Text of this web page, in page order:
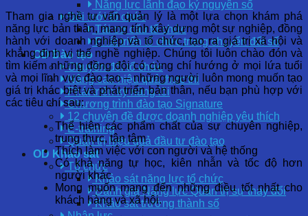
Năng lực lãnh đạo kỷ nguyên số
Đổi mới tổ chức
Tái cơ cấu tổ chức
Phát triển tổ chức trong chuyển đổi số
OD Đào tạo
Chuyển đổi tổ chức
Nâng cao hiệu quả thực thi
Phát triển kỹ năng lõi
Chương trình đào tạo Signature
12 chuyên đề được doanh nghiệp yêu thích
E-training
Quản trị hiệu quả đầu tư đào tạo
OD Khảo sát
Tổ chức
Khảo sát năng lực tổ chức
Đánh giá Năng lực Quản trị sự thay đổi
Khảo sát trưởng thành số
Tham gia nghề tư vấn quản lý là một lựa chọn khám phá
năng lực bản thân, mang tính xây dựng một sự nghiệp, đồng
hành với doanh nghiệp và tổ chức, tạo ra giá trị xã hội và
khẳng định vị thế nghề nghiệp. Chúng tôi luôn chào đón và
tìm kiếm những đồng đội có cùng chí hướng ở mọi lứa tuổi
và mọi lĩnh vực đào tạo – những người luôn mong muốn tạo
giá trị khác biệt và phát triển bản thân, nếu bạn phù hợp với
các tiêu chí sau:
Thể hiện các phẩm chất của sự chuyên nghiệp,
trung thực, tận tâm
Thích làm việc với con người và hệ thống
Có khả năng tự học, kiên nhẫn và tốc độ hơn
người khác
Mong muốn mang đến những điều tốt nhất cho
khách hàng và xã hội.